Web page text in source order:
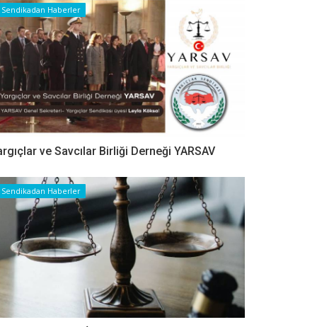
Sendikadan Haberler
ve Savcılar Birliği Derneği YARSAV
Sendikadan Haberler